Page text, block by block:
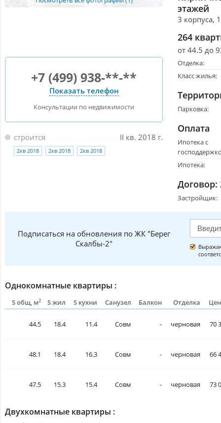
+7 (499) 938-**-**
Показать телефон
Консультации по недвижимости
II кв. 2018 г.
строится
2кв 2018 2кв 2018 2кв 2018
этажей
3 корпуса,
264
от 44.5 до
Отделка:
Класс жилья:
Парковка:
Оплата
Ипотека с
Ипотека:
Договор:
Застройщик:
Подписаться на обновления по ЖК "Берег
Скалбы-2"
Однокомнатные квартиры :
S общ, м2 S жил S кухни Санузел Балкон Отделка
44.5 18.4 11.4 Совм - черновая 70
48.1 18.4 16.3 Совм - черновая 66
47.5 15.3 15.4 Совм - черновая 73
Двухкомнатные квартиры :